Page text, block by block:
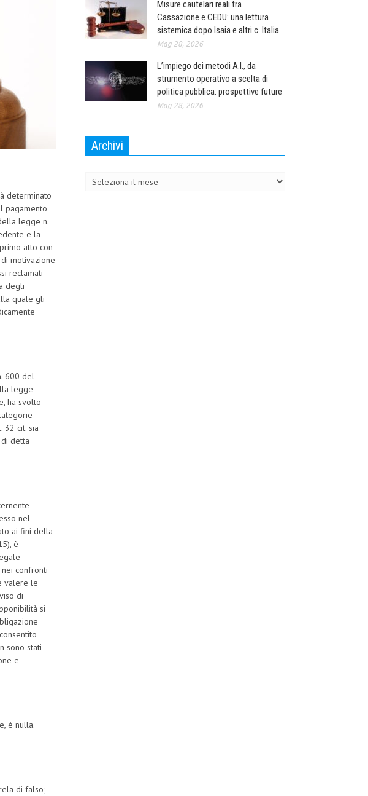
determinato
pagamento
legge n.
e la
atto con
motivazione
reclamati
degli
quale gli
600 del
legge
ha svolto
32 cit. sia
detta
nel
ai fini della
è
confronti
valere le
di
si
sono stati
e
è nulla.
di falso;
Misure cautelari reali tra
Cassazione e CEDU: una lettura
sistemica dopo Isaia e altri c. Italia
Mag 28, 2026
L’impiego dei metodi A.I., da
strumento operativo a scelta di
politica pubblica: prospettive future
Mag 28, 2026
Archivi